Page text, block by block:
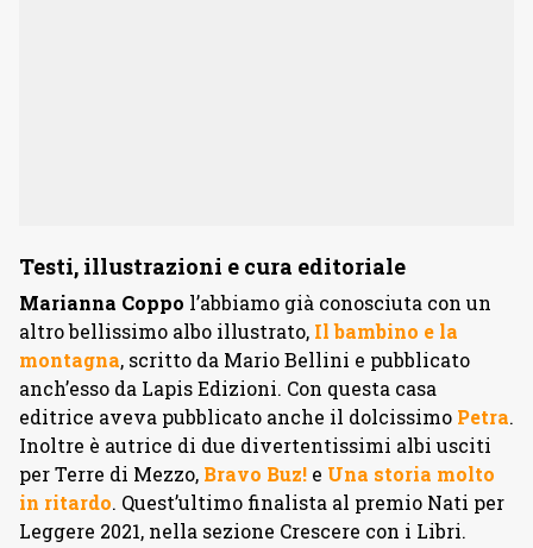
Testi, illustrazioni e cura editoriale
Marianna Coppo l’abbiamo già conosciuta con un
altro bellissimo albo illustrato, Il bambino e la
montagna, scritto da Mario Bellini e pubblicato
anch’esso da Lapis Edizioni. Con questa casa
editrice aveva pubblicato anche il dolcissimo Petra.
Inoltre è autrice di due divertentissimi albi usciti
per Terre di Mezzo, Bravo Buz! e Una storia molto
in ritardo. Quest’ultimo finalista al premio Nati per
Leggere 2021, nella sezione Crescere con i Libri.